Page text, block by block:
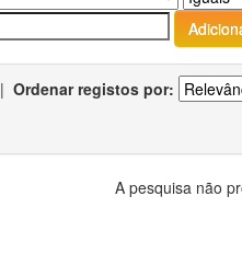
| Ordenar registos por:
A pesquisa não